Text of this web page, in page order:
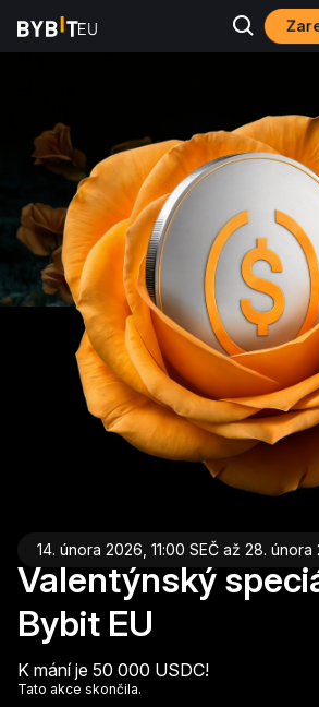
14. února 2026, 11:00 SEČ až 28. února
Valentýnský
Bybit EU
K mání je 50 000 USDC!
Tato akce skončila.